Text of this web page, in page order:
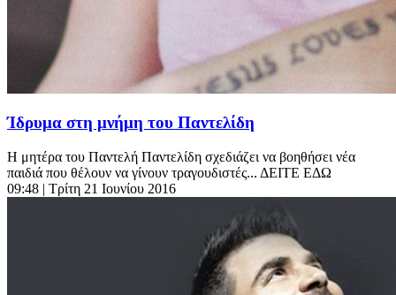
Ίδρυμα στη μνήμη του Παντελίδη
Η μητέρα του Παντελή Παντελίδη σχεδιάζει να βοηθήσει νέα
παιδιά που θέλουν να γίνουν τραγουδιστές... ΔΕΙΤΕ ΕΔΩ
09:48 | Τρίτη 21 Ιουνίου 2016